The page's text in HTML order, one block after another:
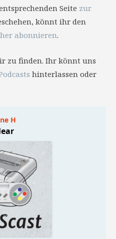
Seite zur
könnt ihr den
abonnieren.
zu finden. Ihr könnt uns
hinterlassen oder